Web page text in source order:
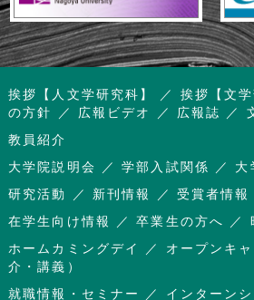
挨拶【人文学研究科】 挨拶【文学
の方針
広報ビデオ 広報誌
教員紹介
大学院説明会 学部入試関係 大
研究活動 新刊情報 受賞者情報
在学生向け情報 卒業生の方へ
ホームカミングデイ オープンキ
介・講義）
就職情報・セミナー インターン